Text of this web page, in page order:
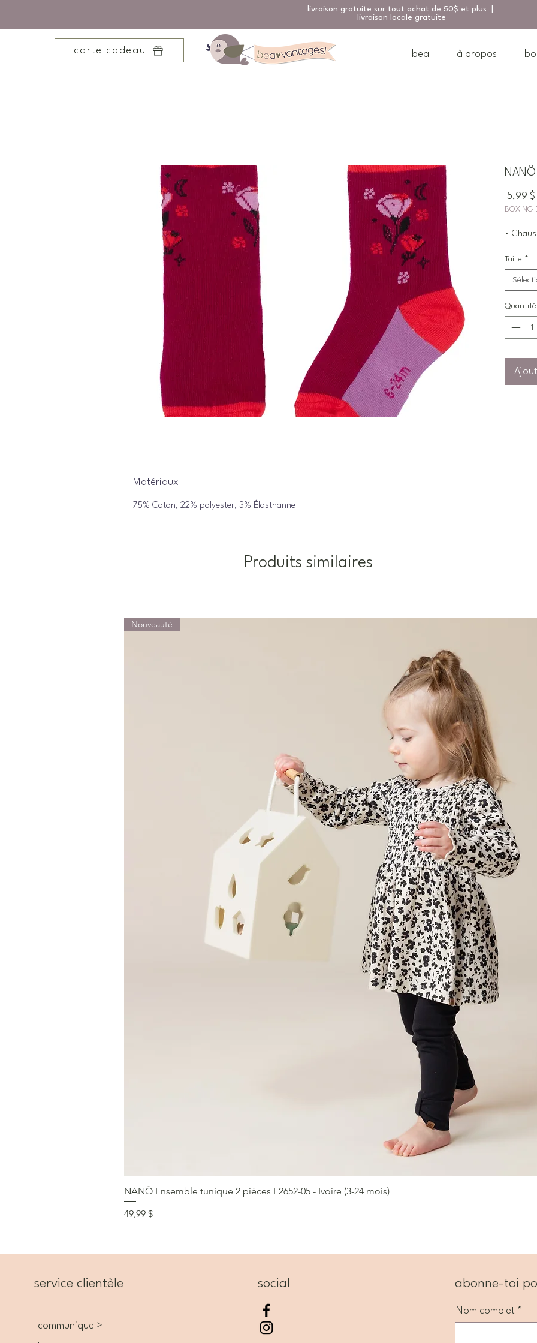
livraison gratuite sur tout achat de 50$ et plus |
livraison locale gratuite
carte cadeau bea à propos
5,99 $
BOXING
•
Taille *
Quantité
Matériaux
75% Coton, 22% polyester, 3% Élasthanne
Produits similaires
Aperçu rapide
Nouveauté
NANÖ Ensemble tunique 2 pièces F2652-05 - Ivoire (3-24 mois)
Prix
49,99 $
service clientèle
communique >
social abonne-toi
Nom complet